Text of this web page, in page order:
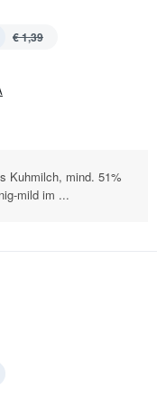
€ 1,39
Kuhmilch, mind. 51%
mild im ...